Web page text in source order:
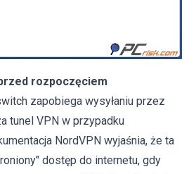
rozpoczęciem
zapobiega wysyłaniu przez
tunel VPN w przypadku
NordVPN wyjaśnia, że ta
dostęp do internetu, gdy